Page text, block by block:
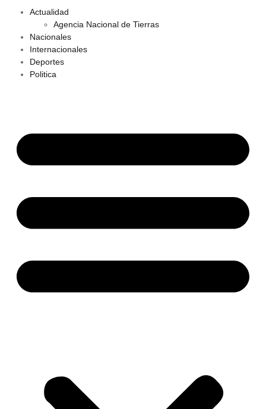
Actualidad
Agencia Nacional de Tierras
Nacionales
Internacionales
Deportes
Politica